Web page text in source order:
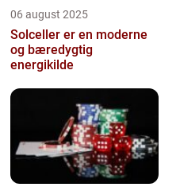
06 august 2025
Solceller er en moderne
og bæredygtig
energikilde